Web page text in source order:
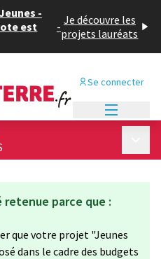
-
est
- Je découvre les
projets lauréats
Se connecter
parce que :
que votre projet "Jeunes
dans le cadre des budgets